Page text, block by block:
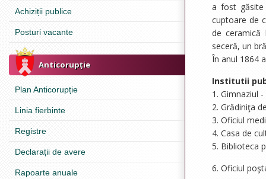
Achiziții publice
Posturi vacante
Anticorupție
Plan Anticorupție
Linia fierbinte
Registre
Declarații de avere
Rapoarte anuale
a fost găsite
cuptoare de
de
seceră, un
În anul 1864
Institutii
1. Gimnaziul
2. Grădiniţa
3. Oficiul
4. Casa de
5. Biblioteca
6. Oficiul